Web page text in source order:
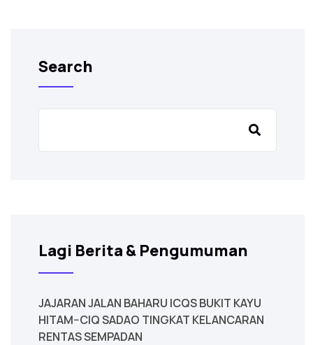
Search
Lagi Berita & Pengumuman
JAJARAN JALAN BAHARU ICQS BUKIT KAYU
HITAM–CIQ SADAO TINGKAT KELANCARAN
RENTAS SEMPADAN